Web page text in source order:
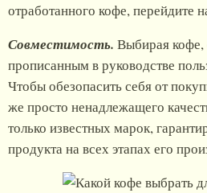
отработанного кофе, перейдите
Совместимость. Выбирая кофе,
прописанным в руководстве
Чтобы обезопасить себя от
же просто ненадлежащего
только известных марок,
продукта на всех этапах его